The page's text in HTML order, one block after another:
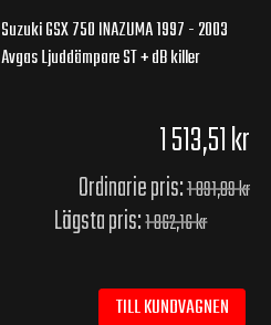
Suzuki GSX 750 INAZUMA 1997 - 2003
Avgas Ljuddämpare ST + dB killer
1 513,51 kr
Ordinarie pris:1 891,89 kr
Lägsta pris:1 862,16 kr
TILL KUNDVAGNEN